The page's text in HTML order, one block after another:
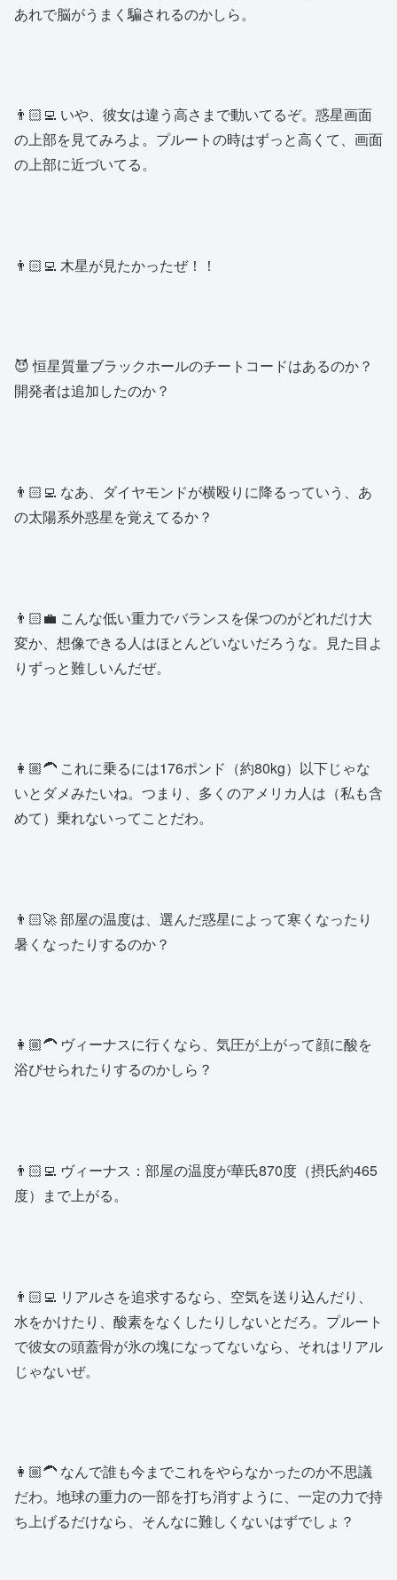
あれで脳がうまく騙されるのかしら。
👨🏻‍💻 いや、彼女は違う高さまで動いてるぞ。惑星画面
の上部を見てみろよ。プルートの時はずっと高くて、画面
の上部に近づいてる。
👨🏻‍💻 木星が見たかったぜ！！
😈 恒星質量ブラックホールのチートコードはあるのか？
開発者は追加したのか？
👨🏻‍💻 なあ、ダイヤモンドが横殴りに降るっていう、あ
の太陽系外惑星を覚えてるか？
👨🏻‍💼 こんな低い重力でバランスを保つのがどれだけ大
変か、想像できる人はほとんどいないだろうな。見た目よ
りずっと難しいんだぜ。
👩🏼‍🦱 これに乗るには176ポンド（約80kg）以下じゃな
いとダメみたいね。つまり、多くのアメリカ人は（私も含
めて）乗れないってことだわ。
👨🏻‍🚀 部屋の温度は、選んだ惑星によって寒くなったり
暑くなったりするのか？
👩🏼‍🦱 ヴィーナスに行くなら、気圧が上がって顔に酸を
浴びせられたりするのかしら？
👨🏻‍💻 ヴィーナス：部屋の温度が華氏870度（摂氏約465
度）まで上がる。
👨🏻‍💻 リアルさを追求するなら、空気を送り込んだり、
水をかけたり、酸素をなくしたりしないとだろ。プルート
で彼女の頭蓋骨が氷の塊になってないなら、それはリアル
じゃないぜ。
👩🏼‍🦱 なんで誰も今までこれをやらなかったのか不思議
だわ。地球の重力の一部を打ち消すように、一定の力で持
ち上げるだけなら、そんなに難しくないはずでしょ？